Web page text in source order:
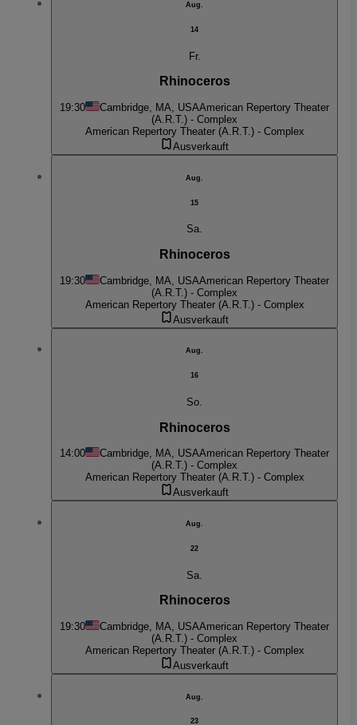
Aug.
14
Fr.
Rhinoceros
19:30 Cambridge, MA, USAAmerican Repertory Theater
(A.R.T.) - Complex
American Repertory Theater (A.R.T.) - Complex
Ausverkauft
Aug.
15
Sa.
Rhinoceros
19:30 Cambridge, MA, USAAmerican Repertory Theater
(A.R.T.) - Complex
American Repertory Theater (A.R.T.) - Complex
Ausverkauft
Aug.
16
So.
Rhinoceros
14:00 Cambridge, MA, USAAmerican Repertory Theater
(A.R.T.) - Complex
American Repertory Theater (A.R.T.) - Complex
Ausverkauft
Aug.
22
Sa.
Rhinoceros
19:30 Cambridge, MA, USAAmerican Repertory Theater
(A.R.T.) - Complex
American Repertory Theater (A.R.T.) - Complex
Ausverkauft
Aug.
23